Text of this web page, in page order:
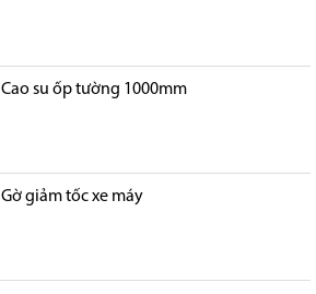
Cao su ốp tường 1000mm
Gờ giảm tốc xe máy